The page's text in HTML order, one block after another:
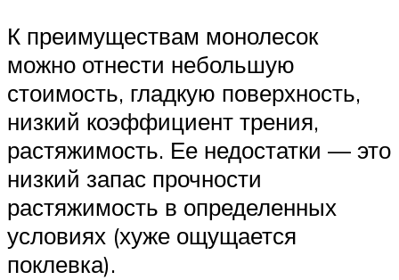
К преимуществам монолесок
можно отнести небольшую
стоимость, гладкую поверхность,
низкий коэффициент трения,
растяжимость. Ее недостатки — это
низкий запас прочности
растяжимость в определенных
условиях (хуже ощущается
поклевка).